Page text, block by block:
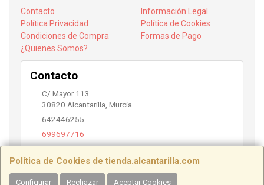
Política de Cookies de tienda.alcantarilla.com
Configurar Rechazar Aceptar Cookies
Contacto
Información Legal
Política Privacidad
Política de Cookies
Condiciones de Compra
Formas de Pago
¿Quienes Somos?
Contacto
C/ Mayor 113
30820 Alcantarilla Murcia
642446255
699697716
info@alcantarilla.com